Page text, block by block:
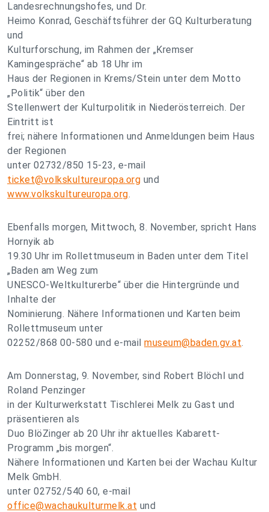
Landesrechnungshofes, und Dr.
Heimo Konrad, Geschäftsführer der GQ Kulturberatung
und
Kulturforschung, im Rahmen der „Kremser
Kamingespräche“ ab 18 Uhr im
Haus der Regionen in Krems/Stein unter dem Motto
„Politik“ über den
Stellenwert der Kulturpolitik in Niederösterreich. Der
Eintritt ist
frei; nähere Informationen und Anmeldungen beim Haus
der Regionen
unter 02732/850 15-23, e-mail
ticket@volkskultureuropa.org und
www.volkskultureuropa.org.
Ebenfalls morgen, Mittwoch, 8. November, spricht Hans
Hornyik ab
19.30 Uhr im Rollettmuseum in Baden unter dem Titel
„Baden am Weg zum
UNESCO-Weltkulturerbe“ über die Hintergründe und
Inhalte der
Nominierung. Nähere Informationen und Karten beim
Rollettmuseum unter
02252/868 00-580 und e-mail museum@baden.gv.at.
Am Donnerstag, 9. November, sind Robert Blöchl und
Roland Penzinger
in der Kulturwerkstatt Tischlerei Melk zu Gast und
präsentieren als
Duo BlöZinger ab 20 Uhr ihr aktuelles Kabarett-
Programm „bis morgen“.
Nähere Informationen und Karten bei der Wachau Kultur
Melk GmbH.
unter 02752/540 60, e-mail
office@wachaukulturmelk.at und